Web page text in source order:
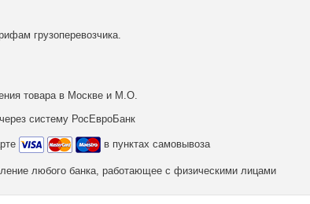
грузоперевозчика.
товара в Москве и М.О.
систему РосЕвроБанк
в пунктах самовывоза
любого банка, работающее с физическими лицами